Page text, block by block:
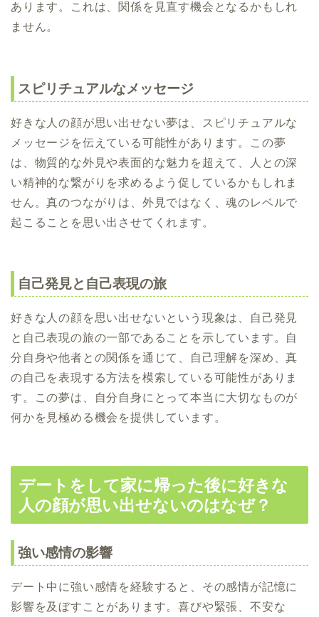
あります。これは、関係を見直す機会となるかもしれ
ません。
スピリチュアルなメッセージ
好きな人の顔が思い出せない夢は、スピリチュアルな
メッセージを伝えている可能性があります。この夢
は、物質的な外見や表面的な魅力を超えて、人との深
い精神的な繋がりを求めるよう促しているかもしれま
せん。真のつながりは、外見ではなく、魂のレベルで
起こることを思い出させてくれます。
自己発見と自己表現の旅
好きな人の顔を思い出せないという現象は、自己発見
と自己表現の旅の一部であることを示しています。自
分自身や他者との関係を通じて、自己理解を深め、真
の自己を表現する方法を模索している可能性がありま
す。この夢は、自分自身にとって本当に大切なものが
何かを見極める機会を提供しています。
デートをして家に帰った後に好きな
人の顔が思い出せないのはなぜ？
強い感情の影響
デート中に強い感情を経験すると、その感情が記憶に
影響を及ぼすことがあります。喜びや緊張、不安な